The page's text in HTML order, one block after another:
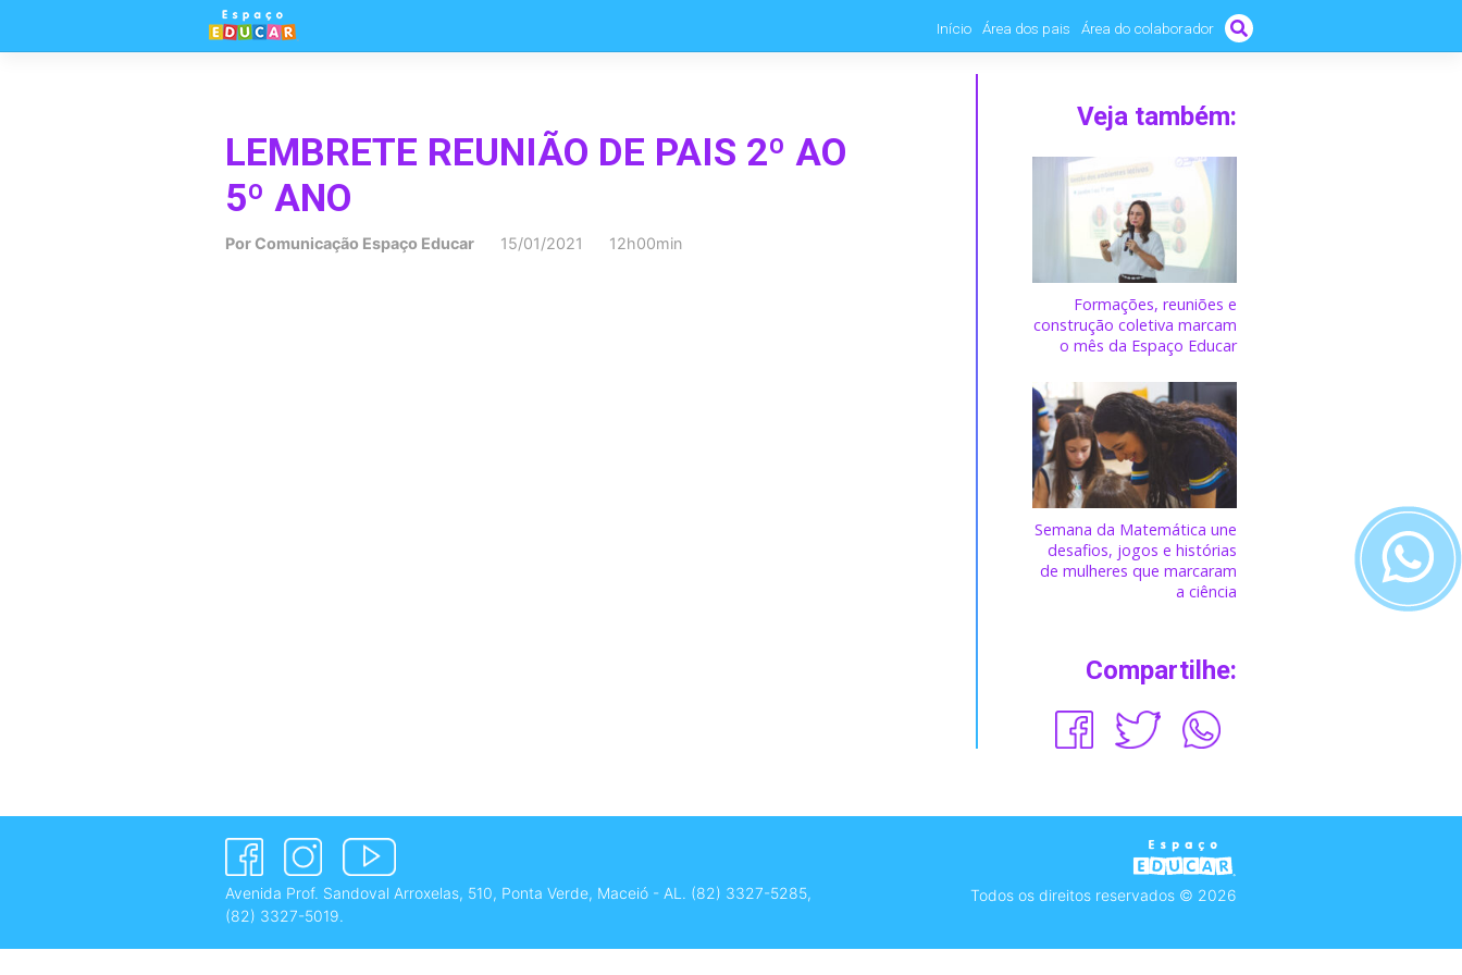
Início Área dos pais Área do colaborador
LEMBRETE REUNIÃO DE PAIS 2º AO
5º ANO
Por Comunicação Espaço Educar 15/01/2021 12h00min
Veja também:
Formações, reuniões e
construção coletiva marcam
o mês da Espaço Educar
Semana da Matemática une
desafios, jogos e histórias
de mulheres que marcaram
a ciência
Compartilhe:
Avenida Prof. Sandoval Arroxelas, 510, Ponta Verde, Maceió - AL. (82) 3327-5285,
(82) 3327-5019.
Todos os direitos reservados © 2026